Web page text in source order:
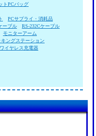
トPCバッグ
PCサプライ・消耗品
ーブル
RS-232Cケーブル
モニターアーム
キングステーション
ワイヤレス充電器